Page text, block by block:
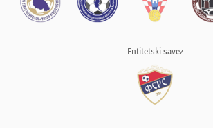
Entitetski savez